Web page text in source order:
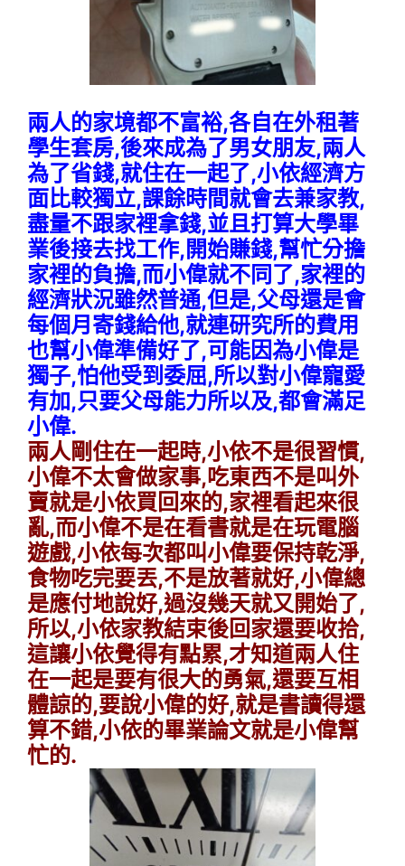
兩人的家境都不富裕,各自在外租著
學生套房,後來成為了男女朋友,兩人
為了省錢,就住在一起了,小依經濟方
面比較獨立,課餘時間就會去兼家教,
盡量不跟家裡拿錢,並且打算大學畢
業後接去找工作,開始賺錢,幫忙分擔
家裡的負擔,而小偉就不同了,家裡的
經濟狀況雖然普通,但是,父母還是會
每個月寄錢給他,就連研究所的費用
也幫小偉準備好了,可能因為小偉是
獨子,怕他受到委屈,所以對小偉寵愛
有加,只要父母能力所以及,都會滿足
小偉.
兩人剛住在一起時,小依不是很習慣,
小偉不太會做家事,吃東西不是叫外
賣就是小依買回來的,家裡看起來很
亂,而小偉不是在看書就是在玩電腦
遊戲,小依每次都叫小偉要保持乾淨,
食物吃完要丟,不是放著就好,小偉總
是應付地說好,過沒幾天就又開始了,
所以,小依家教結束後回家還要收拾,
這讓小依覺得有點累,才知道兩人住
在一起是要有很大的勇氣,還要互相
體諒的,要說小偉的好,就是書讀得還
算不錯,小依的畢業論文就是小偉幫
忙的.